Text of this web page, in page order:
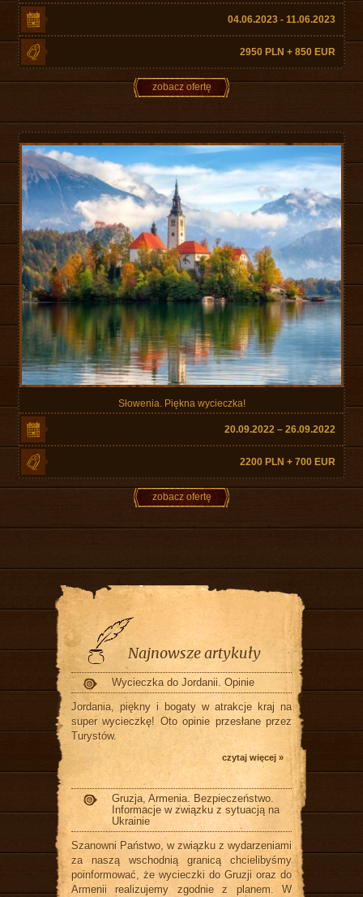
04.06.2023 - 11.06.2023
2950 PLN + 850 EUR
zobacz ofertę
Słowenia. Piękna wycieczka!
20.09.2022 – 26.09.2022
2200 PLN + 700 EUR
zobacz ofertę
Najnowsze artykuły
Wycieczka do Jordanii. Opinie
Jordania, piękny i bogaty w atrakcje kraj na
super wycieczkę! Oto opinie przesłane przez
Turystów.
czytaj więcej »
Gruzja, Armenia. Bezpieczeństwo.
Informacje w związku z sytuacją na
Ukrainie
Szanowni Państwo, w związku z wydarzeniami
za naszą wschodnią granicą chcielibyśmy
poinformować, że wycieczki do Gruzji oraz do
Armenii realizujemy zgodnie z planem. W